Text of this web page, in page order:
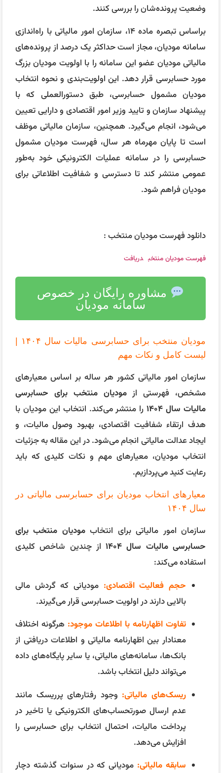
وضعیت پرونده‌شان را بررسی کنند.
براساس تبصره ماده ۱۴، سازمان امور مالیاتی با راه‌اندازی
سامانه مودیان، مجاز است حداکثر یک درصد از پرونده‌های
مالیاتی مودیان عضو این سامانه را با اولویت مودیان بزرگ
مورد حسابرسی قرار دهد. این اولویت‌بندی و نحوه انتخاب
مودیان مشمول حسابرسی، طبق دستورالعملی که با
پیشنهاد سازمان و تایید وزیر امور اقتصادی و دارایی تعیین
می‌شود، انجام می‌گیرد. همچنین، سازمان مالیاتی موظف
است تا پایان مهرماه هر سال، فهرست مودیان مشمول
حسابرسی را در سامانه عملیات الکترونیکی خود به‌طور
عمومی منتشر کند تا دسترسی و شفافیت اطلاعاتی برای
مودیان فراهم شود.
دانلود فهرست مودیان منتخب :
فهرست مودیان منتخب دریافت
مشاوره رایگان در خصوص
سامانه مودیان
لیست کامل و نکات مهم
سازمان امور مالیاتی کشور هر ساله بر اساس معیارهای
مشخص، فهرستی ازمودیان منتخب برای حسابرسی
مالیات سال ۱۴۰۴
را منتشر می‌کند. انتخاب این مودیان با
هدف ارتقاء شفافیت اقتصادی، بهبود وصول مالیات، و
ایجاد عدالت مالیاتی انجام می‌شود. در این مقاله به جزئیات
انتخاب مودیان، معیارهای مهم و نکات کلیدی که باید
رعایت کنید می‌پردازیم.
معیارهای انتخاب مودیان برای حسابرسی مالیاتی در
سال ۱۴۰۴
سازمان امور مالیاتی برای انتخابمودیان منتخب برای
حسابرسی مالیات سال ۱۴۰۴
از چندین شاخص کلیدی
استفاده می‌کند:
حجم فعالیت اقتصادی: مودیانی که گردش مالی
بالایی دارند در اولویت حسابرسی قرار می‌گیرند.
تفاوت اظهارنامه با اطلاعات موجود: هرگونه اختلاف
معنادار بین اظهارنامه مالیاتی و اطلاعات دریافتی از
بانک‌ها، سامانه‌های مالیاتی، یا سایر پایگاه‌های داده
می‌تواند دلیل انتخاب باشد.
ریسک‌های مالیاتی: وجود رفتارهای پرریسک مانند
عدم ارسال صورتحساب‌های الکترونیکی یا تاخیر در
پرداخت مالیات، احتمال انتخاب برای حسابرسی را
افزایش می‌دهد.
سابقه مالیاتی: مودیانی که در سنوات گذشته دچار